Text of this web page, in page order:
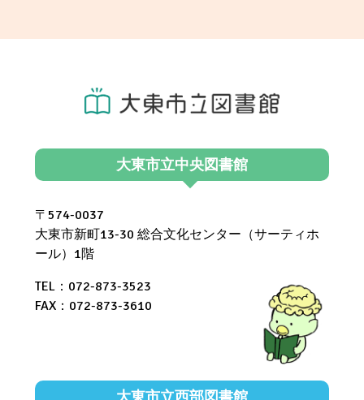
大東市立中央図書館
〒574-0037
大東市新町13-30 総合文化センター（サーティホ
ール）1階
TEL：072-873-3523
FAX：072-873-3610